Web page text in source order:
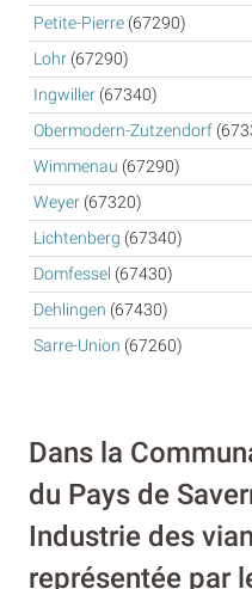
Petite-Pierre (67290)
Lohr (67290)
Ingwiller (67340)
Obermodern-Zutzendorf
Wimmenau (67290)
Weyer (67320)
Lichtenberg (67340)
Domfessel (67430)
Dehlingen (67430)
Sarre-Union (67260)
Dans la
du Pays de
Industrie des
représentée par